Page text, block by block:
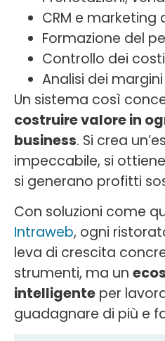
CRM e
Formazione del
Controllo dei
Analisi dei
Un sistema così
costruire valore in
business. Si crea
impeccabile, si
si generano profitti
Con soluzioni come
Intraweb, ogni
leva di crescita
strumenti, ma un
intelligente per
guadagnare di più e